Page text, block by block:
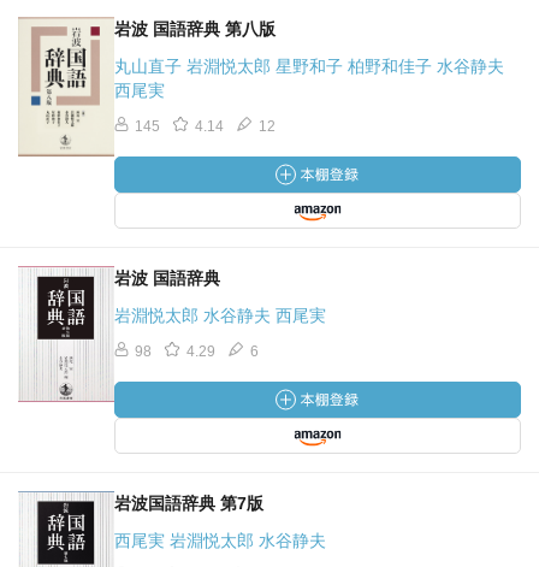
岩波 国語辞典 第八版
丸山直子 岩淵悦太郎 星野和子 柏野和佳子 水谷静夫
西尾実
145 4.14 12
岩波 国語辞典
岩淵悦太郎 水谷静夫 西尾実
98 4.29 6
岩波国語辞典 第7版
西尾実 岩淵悦太郎 水谷静夫